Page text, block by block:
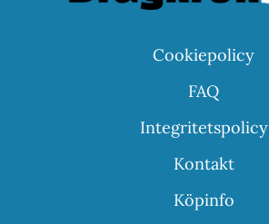
Cookiepolicy
FAQ
Integritetspolicy
Kontakt
Köpinfo